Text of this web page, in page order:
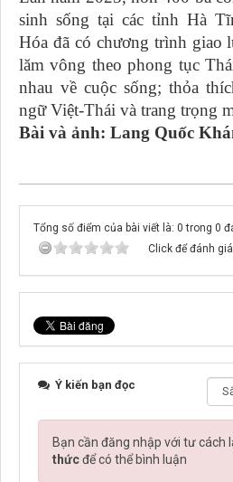
sinh sống tại các tỉnh Hà
Hóa đã có chương trình giao
lăm vông theo phong tục
nhau về cuộc sống; thỏa
ngữ Việt-Thái và trang trọng
Bài và ảnh: Lang Quốc
Tổng số điểm của bài viết là: 0 trong 0
Click để đánh
Ý kiến bạn đọc
Bạn cần đăng nhập với tư cách
thứcđể có thể bình luận